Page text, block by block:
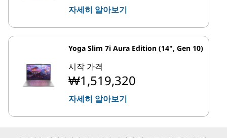
자세히 알아보기
Yoga Slim 7i Aura Edition (14", Gen 10)
시작 가격
₩1,519,320
자세히 알아보기